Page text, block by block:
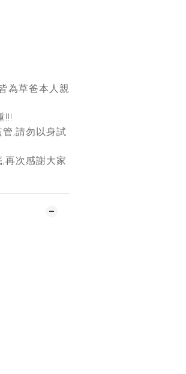
為草爸本人親
!!!
,請勿以身試
再次感謝大家